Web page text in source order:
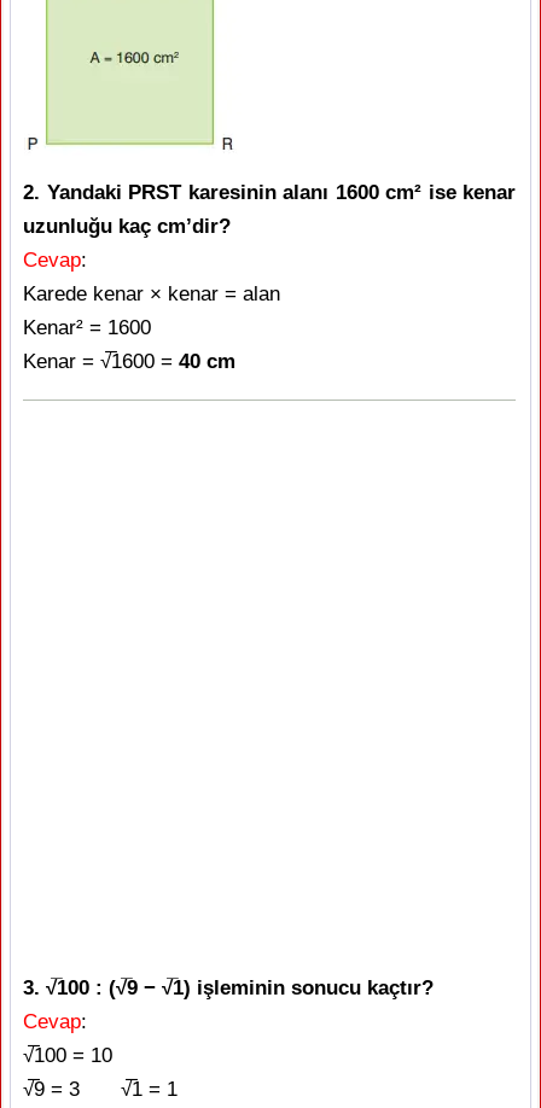
2. Yandaki PRST karesinin alanı 1600 cm² ise kenar
uzunluğu kaç cm’dir?
Cevap:
Karede kenar × kenar = alan
Kenar² = 1600
Kenar = √̅1600 = 40 cm
3. √̅100 : (√̅9 − √̅1) işleminin sonucu kaçtır?
Cevap:
√̅100 = 10
√̅9 = 3 √̅1 = 1